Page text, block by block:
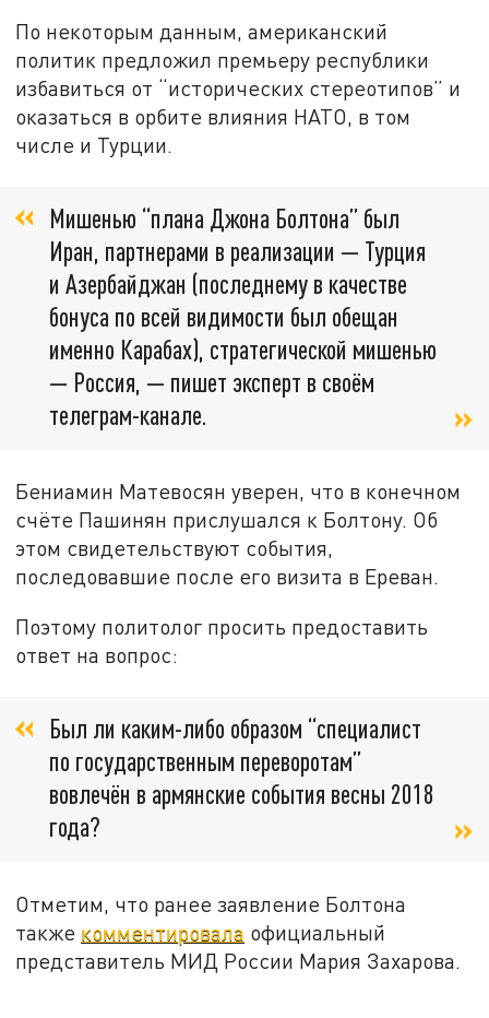
По некоторым данным, американский
политик предложил премьеру республики
избавиться от “исторических стереотипов” и
оказаться в орбите влияния НАТО, в том
числе и Турции.
Мишенью “плана Джона Болтона” был
Иран, партнерами в реализации — Турция
и Азербайджан (последнему в качестве
бонуса по всей видимости был обещан
именно Карабах), стратегической мишенью
— Россия, — пишет эксперт в своём
телеграм-канале.
Бениамин Матевосян уверен, что в конечном
счёте Пашинян прислушался к Болтону. Об
этом свидетельствуют события,
последовавшие после его визита в Ереван.
Поэтому политолог просить предоставить
ответ на вопрос:
Был ли каким-либо образом “специалист
по государственным переворотам”
вовлечён в армянские события весны 2018
года?
Отметим, что ранее заявление Болтона
также комментировала официальный
представитель МИД России Мария Захарова.